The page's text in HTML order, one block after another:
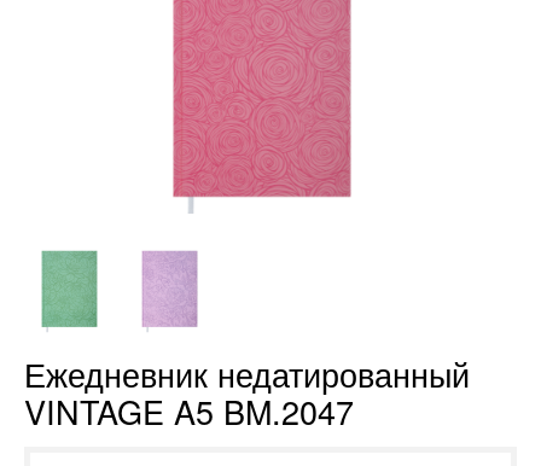
Ежедневник недатированный
VINTAGE A5 BM.2047